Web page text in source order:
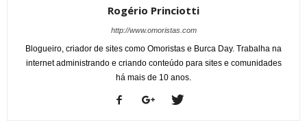
Rogério Princiotti
http://www.omoristas.com
Blogueiro, criador de sites como Omoristas e Burca Day. Trabalha na
internet administrando e criando conteúdo para sites e comunidades
há mais de 10 anos.